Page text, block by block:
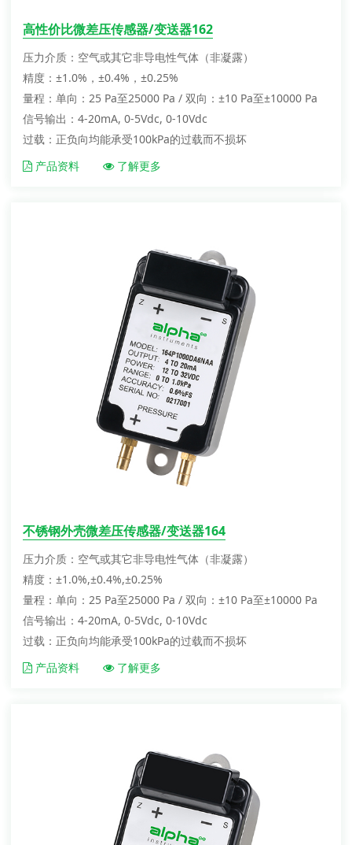
高性价比微差压传感器/变送器162
压力介质：空气或其它非导电性气体（非凝露）
精度：±1.0%，±0.4%，±0.25%
量程：单向：25 Pa至25000 Pa / 双向：±10 Pa至±10000 Pa
信号输出：4-20mA, 0-5Vdc, 0-10Vdc
过载：正负向均能承受100kPa的过载而不损坏
产品资料
了解更多
不锈钢外壳微差压传感器/变送器164
压力介质：空气或其它非导电性气体（非凝露）
精度：±1.0%,±0.4%,±0.25%
量程：单向：25 Pa至25000 Pa / 双向：±10 Pa至±10000 Pa
信号输出：4-20mA, 0-5Vdc, 0-10Vdc
过载：正负向均能承受100kPa的过载而不损坏
产品资料
了解更多